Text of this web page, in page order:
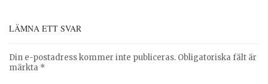
LÄMNA ETT SVAR
Din e-postadress kommer inte publiceras. Obligatoriska fält är
märkta *